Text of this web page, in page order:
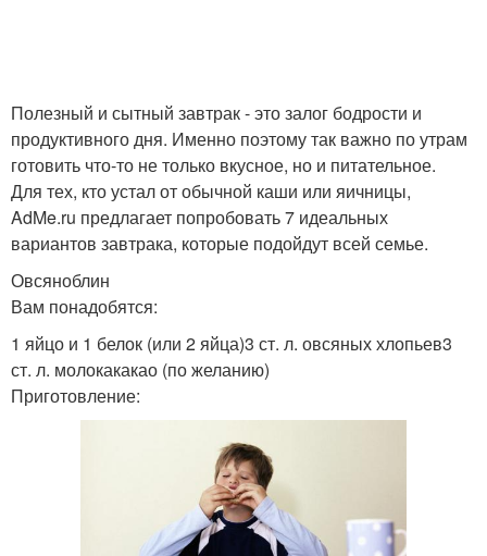
Полезный и сытный завтрак - это залог бодрости и
продуктивного дня. Именно поэтому так важно по утрам
готовить что-то не только вкусное, но и питательное.
Для тех, кто устал от обычной каши или яичницы,
AdMe.ru предлагает попробовать 7 идеальных
вариантов завтрака, которые подойдут всей семье.
Овсяноблин
Вам понадобятся:
1 яйцо и 1 белок (или 2 яйца)3 ст. л. овсяных хлопьев3
ст. л. молокакакао (по желанию)
Приготовление: